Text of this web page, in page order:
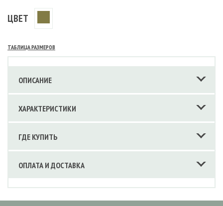
ЦВЕТ
ТАБЛИЦА РАЗМЕРОВ
ОПИСАНИЕ
ХАРАКТЕРИСТИКИ
ГДЕ КУПИТЬ
ОПЛАТА И ДОСТАВКА